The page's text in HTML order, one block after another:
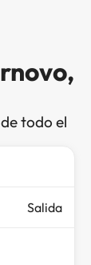
todo el
Salida